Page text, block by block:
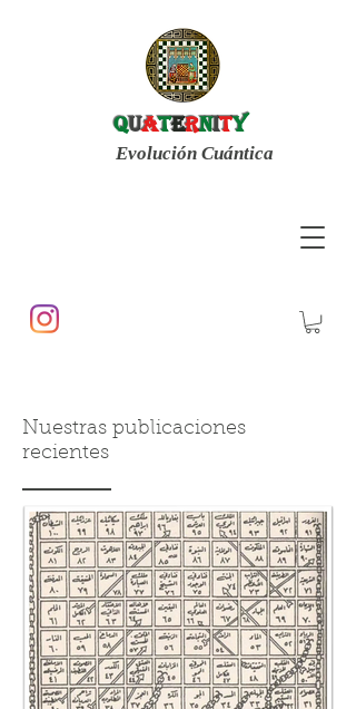
Evolución Cuántica
quatErnity
Nuestras publicaciones
recientes